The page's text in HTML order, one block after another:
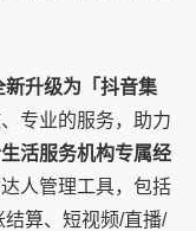
升级为「抖音集
专业的服务，助力
活服务机构专属经
人管理工具，包括
算、短视频/直播/